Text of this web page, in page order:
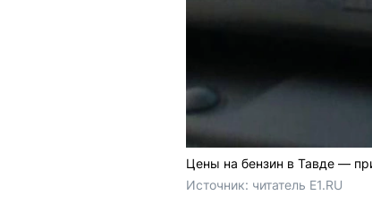
Цены на бензин в Тавде —
Источник: читатель E1.RU